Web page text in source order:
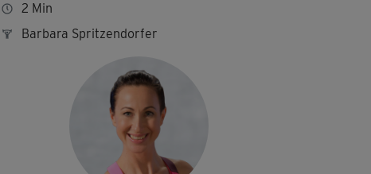
2 Min
Barbara Spritzendorfer